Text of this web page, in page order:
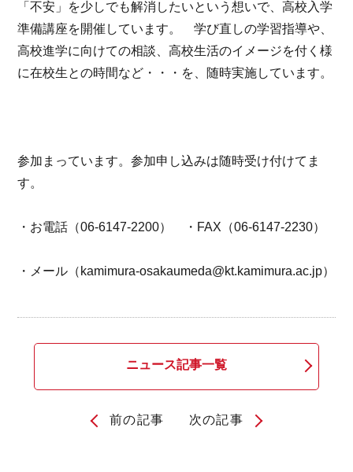
「不安」を少しでも解消したいという想いで、高校入学
準備講座を開催しています。 学び直しの学習指導や、
高校進学に向けての相談、高校生活のイメージを付く様
に在校生との時間など・・・を、随時実施しています。
参加まっています。参加申し込みは随時受け付けてま
す。
・お電話（06-6147-2200） ・FAX（06-6147-2230）
・メール（kamimura-osakaumeda@kt.kamimura.ac.jp）
ニュース記事一覧
前の記事 次の記事